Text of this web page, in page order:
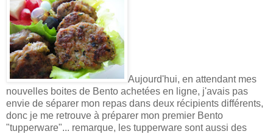
Aujourd'hui, en attendant mes
nouvelles boites de Bento achetées en ligne, j'avais pas
envie de séparer mon repas dans deux récipients différents,
donc je me retrouve à préparer mon premier Bento
"tupperware"... remarque, les tupperware sont aussi des